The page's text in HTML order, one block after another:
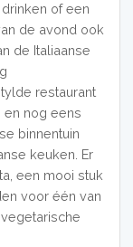
of een
de avond ook
de Italiaanse
restaurant
en nog eens
binnentuin
keuken. Er
een mooi stuk
voor één van